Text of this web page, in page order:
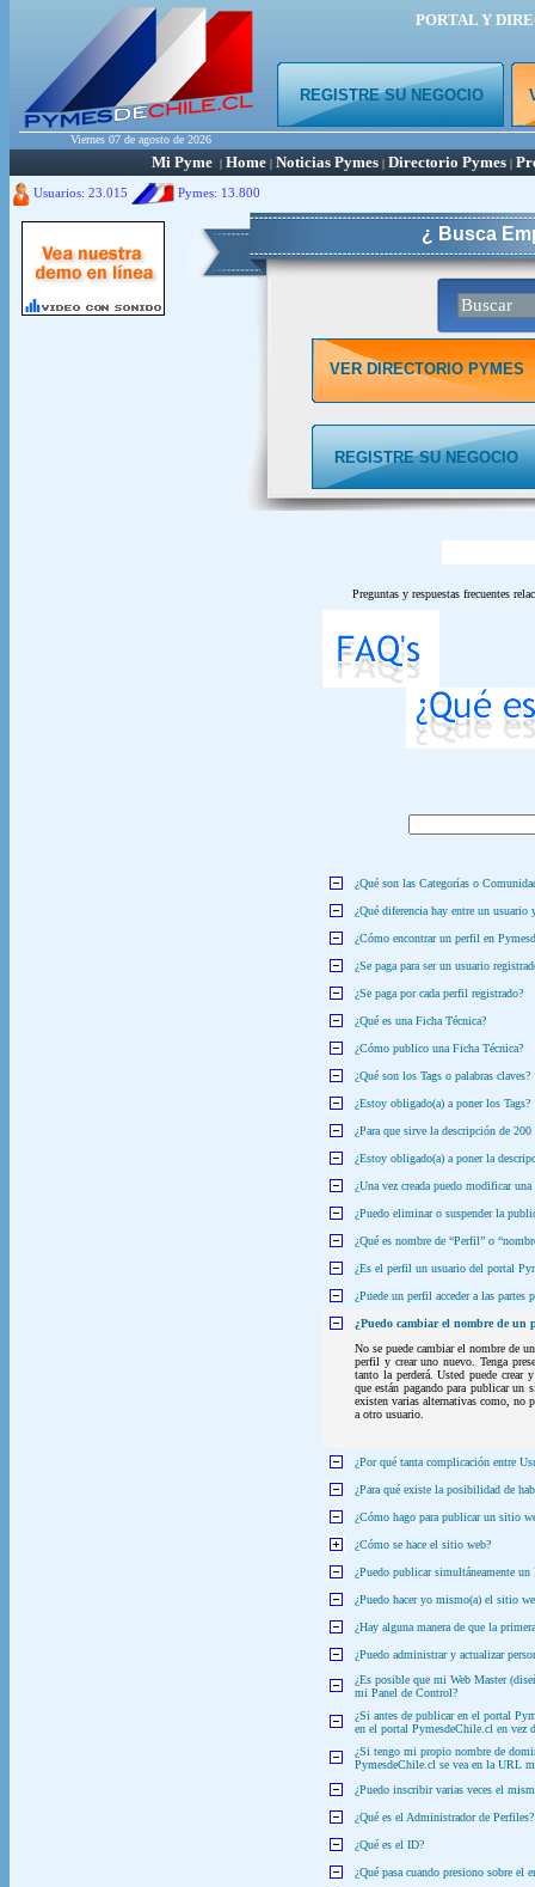
PORTAL Y
REGISTRE SU NEGOCIO
Viernes 07 de agosto de 2026
Mi Pyme | Home | Noticias Pymes | Directorio Pymes |
Usuarios: 23.015 Pymes: 13.800
¿ Busca
VER DIRECTORIO PYMES
REGISTRE SU NEGOCIO
Preguntas y respuestas frecuentes
¿Qué son las Categorías o
¿Qué diferencia hay entre un usuario
¿Cómo encontrar un perfil en
¿Se paga para ser un usuario
¿Se paga por cada perfil registrado?
¿Qué es una Ficha Técnica?
¿Cómo publico una Ficha Técnica?
¿Qué son los Tags o palabras claves?
¿Estoy obligado(a) a poner los Tags?
¿Para que sirve la descripción de 200
¿Estoy obligado(a) a poner la
¿Una vez creada puedo modificar
¿Puedo eliminar o suspender la
¿Qué es nombre de “Perfil” o
¿Es el perfil un usuario del portal
¿Puede un perfil acceder a las
¿Puedo cambiar el nombre de un
No se puede cambiar el nombre de
perfil y crear uno nuevo. Tenga
tanto la perderá. Usted puede
que están pagando para publicar
existen varias alternativas como, no
a otro usuario.
¿Por qué tanta complicación entre
¿Para qué existe la posibilidad de
¿Cómo hago para publicar un sitio
¿Cómo se hace el sitio web?
¿Puedo publicar simultáneamente
¿Puedo hacer yo mismo(a) el sitio
¿Hay alguna manera de que la
¿Puedo administrar y actualizar
¿Es posible que mi Web Master
mi Panel de Control?
¿Si antes de publicar en el portal
en el portal PymesdeChile.cl en vez
¿Si tengo mi propio nombre de
PymesdeChile.cl se vea en la URL
¿Puedo inscribir varias veces el
¿Qué es el Administrador de Perfiles?
¿Qué es el ID?
¿Qué pasa cuando presiono sobre el